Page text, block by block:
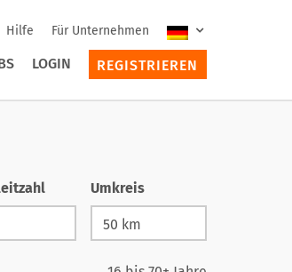
Hilfe Für Unternehmen
LOGIN REGISTRIEREN
Umkreis